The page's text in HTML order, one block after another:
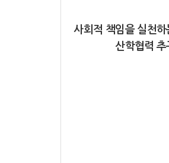
사회적 책임을 실천하
산학협력 추